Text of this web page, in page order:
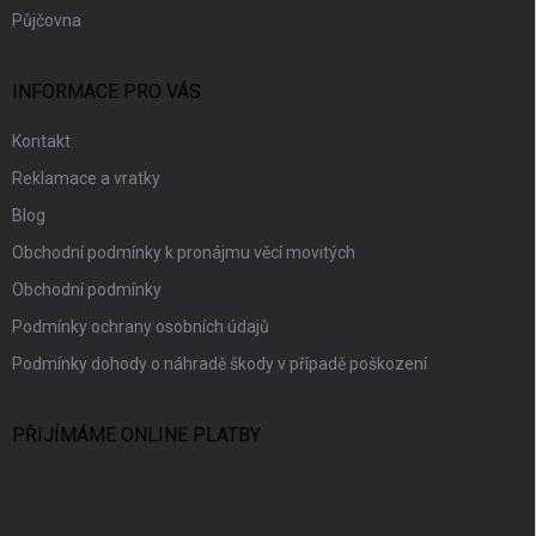
Půjčovna
INFORMACE PRO VÁS
Kontakt
Reklamace a vratky
Blog
Obchodní podmínky k pronájmu věcí movitých
Obchodní podmínky
Podmínky ochrany osobních údajů
Podmínky dohody o náhradě škody v případě poškození
PŘIJÍMÁME ONLINE PLATBY